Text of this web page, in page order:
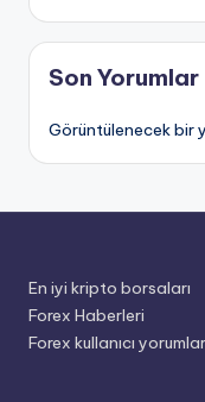
Son Yorumlar
Görüntülenecek bir
En iyi kripto borsaları
Forex Haberleri
Forex kullanıcı